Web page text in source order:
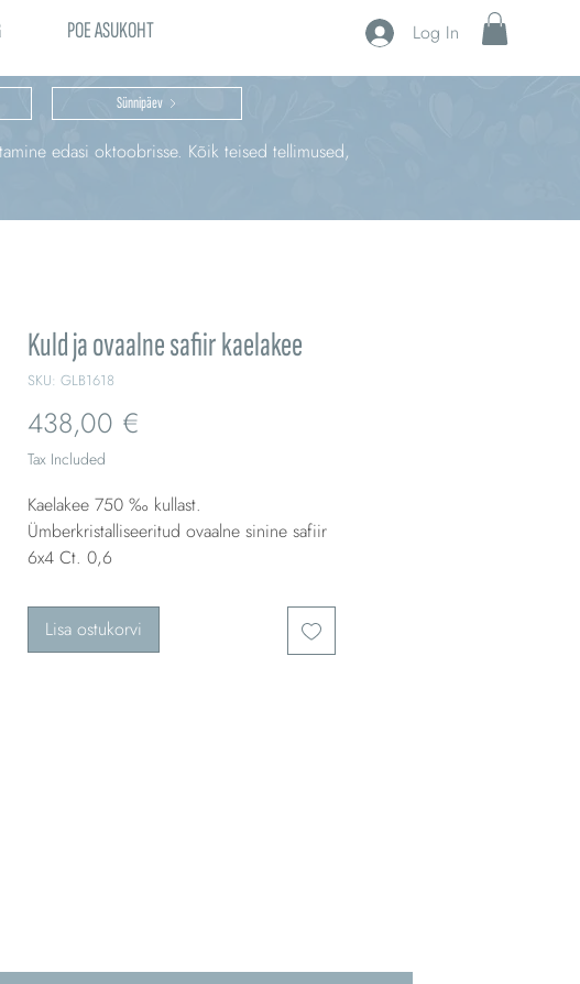
POE ASUKOHT Log In
Sünnipäev
edasi oktoobrisse. Kõik teised tellimused,
Kuld ja ovaalne safiir kaelakee
SKU: GLB1618
438,00 €
Tax Included
Kaelakee 750 ‰ kullast.
Ümberkristalliseeritud ovaalne sinine safiir
6x4 Ct. 0,6
Lisa ostukorvi